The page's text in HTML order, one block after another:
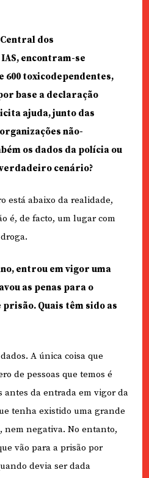
dos
encontram-se
toxicodependentes,
base a declaração
ajuda, junto das
não-
os dados da polícia ou
cenário?
está abaixo da realidade,
é, de facto, um lugar com
entrou em vigor uma
as penas para o
prisão. Quais têm sido as
A única coisa que
de pessoas que temos é
antes da entrada em vigor da
tenha existido uma grande
nem negativa. No entanto,
vão para a prisão por
devia ser dada